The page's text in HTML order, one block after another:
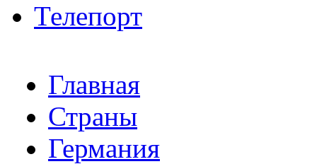
Телепорт
Главная
Страны
Германия